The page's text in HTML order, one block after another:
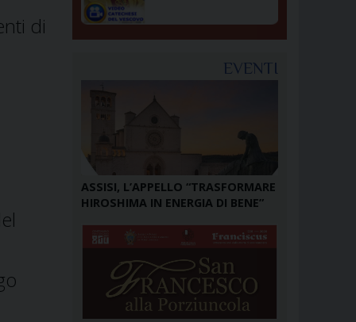
di
EVENTI
ASSISI, L’APPELLO “TRASFORMARE
HIROSHIMA IN ENERGIA DI BENE”